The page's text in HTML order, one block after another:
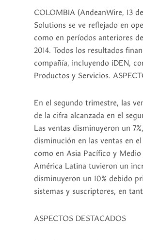
COLOMBIA (AndeanWire, 13
Solutions se ve reflejado en
como en períodos anteriores
2014. Todos los resultados
compañía, incluyendo iDEN,
Productos y Servicios.
En el segundo trimestre, las
de la cifra alcanzada en el
Las ventas disminuyeron un
disminución en las ventas en
como en Asia Pacífico y
América Latina tuvieron un
disminuyeron un 10% debido
sistemas y suscriptores, en
ASPECTOS DESTACADOS